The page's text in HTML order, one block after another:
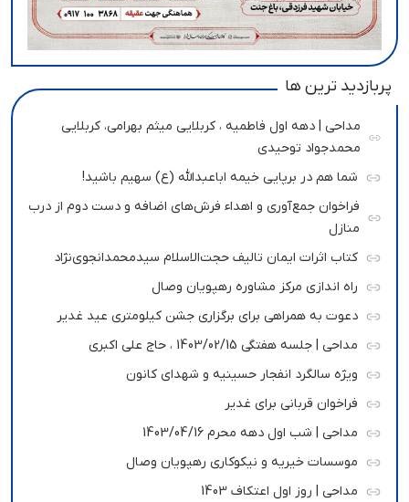
پربازدید ترین ها
مداحی | دهه اول فاطمیه ، کربلایی میثم بهرامی، کربلایی
محمدجواد توحیدی
شما هم در برپایی خیمه اباعبدالله (ع) سهیم باشید!
فراخوان جمع‌آوری و اهداء فرش‌های اضافه و دست دوم از درب
منازل
کتاب اثرات ایمان تالیف حجت‌الاسلام سیدمحمدانجوی‌نژاد
راه اندازی مرکز مشاوره رهپویان وصال
دعوت به همراهی برای برگزاری جشن کیلومتری عید غدیر
مداحی | جلسه هفتگی 1403/02/15 ، حاج علی اکبری
ویژه سالگرد انفجار حسینیه و شهدای کانون
فراخوان قربانی برای غدیر
مداحی | شب اول دهه محرم 1403/04/16
موسسات خیریه و نیکوکاری رهپویان وصال
مداحی | روز اول اعتکاف 1403